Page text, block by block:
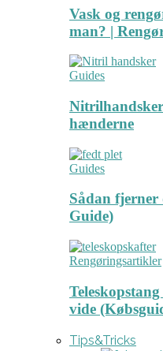
Vask og
man? |
Guides
hænderne
Guides
Sådan fjerner
Guide)
Rengøringsartikler
vide
Tips&Tricks